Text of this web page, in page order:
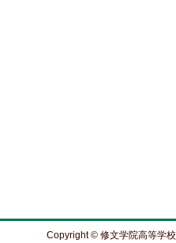
Copyright © 修文学院高等学校